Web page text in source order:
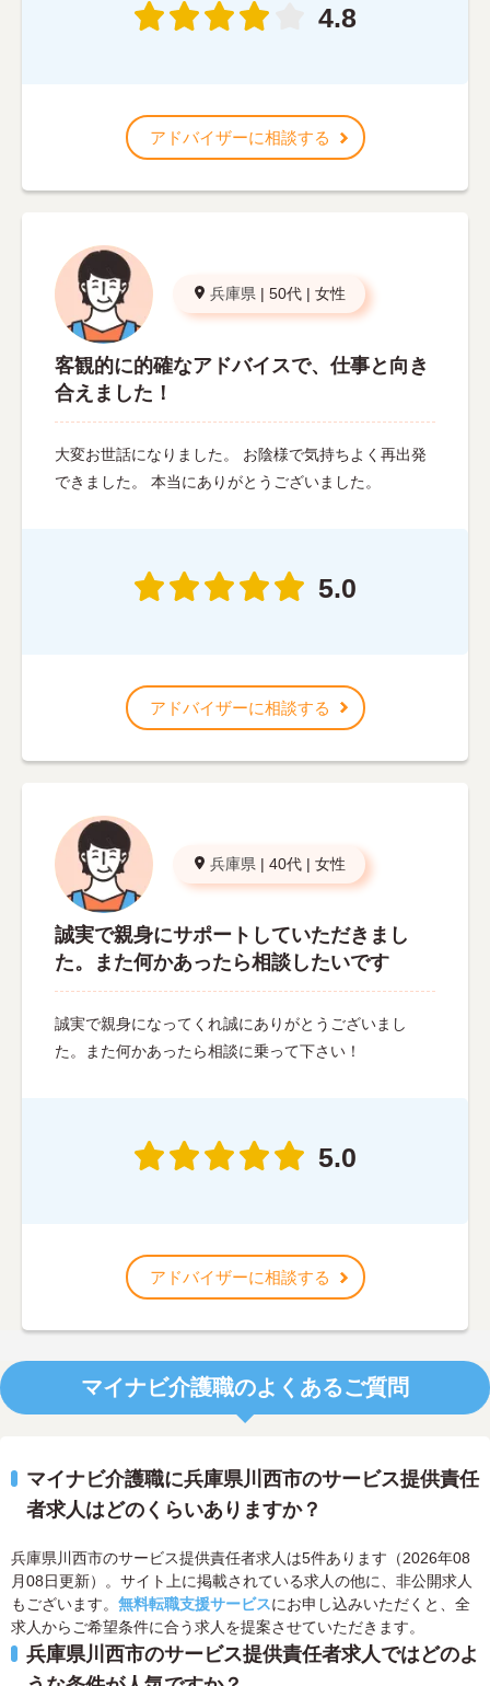
4.8
アドバイザーに相談する
兵庫県 | 50代 | 女性
客観的に的確なアドバイスで、仕事と向き
合えました！
大変お世話になりました。 お陰様で気持ちよく再出発
できました。 本当にありがとうございました。
5.0
アドバイザーに相談する
兵庫県 | 40代 | 女性
誠実で親身にサポートしていただきまし
た。また何かあったら相談したいです
誠実で親身になってくれ誠にありがとうございまし
た。また何かあったら相談に乗って下さい！
5.0
アドバイザーに相談する
マイナビ介護職のよくあるご質問
マイナビ介護職に兵庫県川西市のサービス提供責任
者求人はどのくらいありますか？
兵庫県川西市のサービス提供責任者求人は5件あります（2026年08
月08日更新）。サイト上に掲載されている求人の他に、非公開求人
もございます。 無料転職支援サービスにお申し込みいただくと、全
求人からご希望条件に合う求人を提案させていただきます。
兵庫県川西市のサービス提供責任者求人ではどのよ